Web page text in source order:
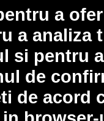
a
a analiza
si pentru
de
de acord